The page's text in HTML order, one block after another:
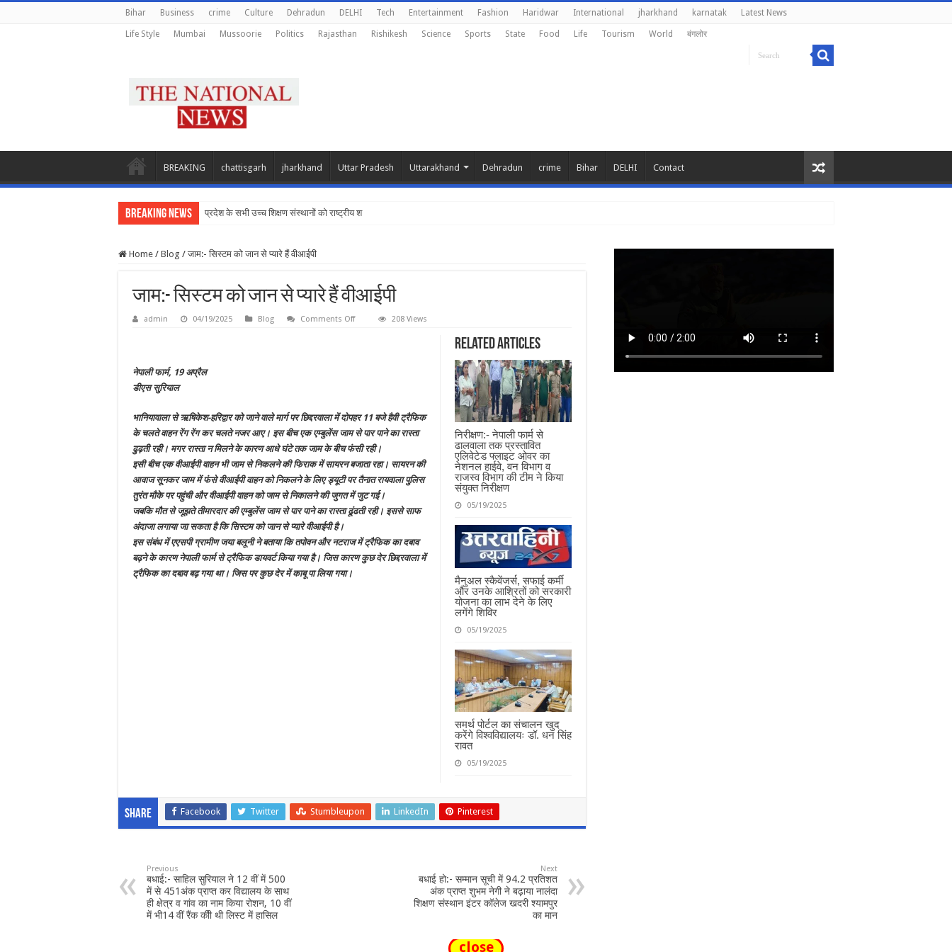
Bihar Business crime Culture Dehradun DELHI Tech Entertainment Fashion Haridwar International jharkhand karnatak Latest News
Life Style Mumbai Mussoorie Politics Rajasthan Rishikesh Science Sports State Food Life Tourism World बंगलोर
BREAKING chattisgarh jharkhand Uttar Pradesh Uttarakhand Dehradun crime Bihar DELHI Contact
Breaking News प्रदेश के सभी उच्च शिक्षण संस्थानों को राष्ट्रीय शिक्षा नीति
Home / Blog / जाम:- सिस्टम को जान से प्यारे हैं वीआईपी
जाम:- सिस्टम को जान से प्यारे हैं वीआईपी
admin 04/19/2025 Blog Comments Offon
208 Views
Related Articles
निरीक्षण:- नेपाली फार्म से
ढालवाला तक प्रस्तावित
एलिवेटेड फ्लाइट ओवर का
नेशनल हाईवे, वन विभाग व
राजस्व विभाग की टीम ने किया
संयुक्त निरीक्षण
05/19/2025
मैनुअल स्कैवेंजर्स, सफाई कर्मी
और उनके आश्रितों को सरकारी
योजना का लाभ देने के लिए
लगेंगे शिविर
05/19/2025
समर्थ पोर्टल का संचालन खुद
करेंगे विश्वविद्यालयः डॉ. धन सिंह
रावत
05/19/2025
नेपाली फार्म, 19 अप्रैल
डीएस सुरियाल
भानियावाला से ऋषिकेश-हरिद्वार को जाने वाले मार्ग पर छिद्दरवाला में दोपहर 11 बजे हैवी ट्रैफिक
के चलते वाहन रेंग रेंग कर चलते नजर आए। इस बीच एक एम्बुलेंस जाम से पार पाने का रास्ता
ढुढ़ती रही। मगर रास्ता न मिलने के कारण आधे घंटे तक जाम के बीच फंसी रही।
इसी बीच एक वीआईपी वाहन भी जाम से निकलने की फिराक में सायरन बजाता रहा। सायरन की
आवाज सूनकर जाम में फंसे वीआईपी वाहन को निकलने के लिए ड्यूटी पर तैनात रायवाला पुलिस
तुरंत मौके पर पहुंची और वीआईपी वाहन को जाम से निकालने की जुगत में जुट गई।
जबकि मौत से जूझते तीमारदार की एम्बुलेंस जाम से पार पाने का रास्ता ढूंढती रही। इससे साफ
अंदाजा लगाया जा सकता है कि सिस्टम को जान से प्यारे वीआईपी है।
इस संबंध में एएसपी ग्रामीण जया बलूनी ने बताया कि तपोवन और नटराज में ट्रैफिक का दबाव
बढ़ने के कारण नेपाली फार्म से ट्रैफिक डायवर्ट किया गया है। जिस कारण कुछ देर छिद्दरवाला में
ट्रैफिक का दबाव बढ़ गया था। जिस पर कुछ देर में काबू पा लिया गया।
Share Facebook Twitter Stumbleupon LinkedIn Pinterest
Previous
बधाई:- साहिल सुरियाल ने 12 वीं में 500
में से 451अंक प्राप्त कर विद्यालय के साथ
ही क्षेत्र व गांव का नाम किया रोशन, 10 वीं
में भी14 वीं रैंक कीी थी लिस्ट में हासिल
Next
बधाई हो:- सम्मान सूची में 94.2 प्रतिशत
अंक प्राप्त शुभम नेगी ने बढ़ाया नालंदा
शिक्षण संस्थान इंटर कॉलेज खदरी श्यामपुर
का मान
close